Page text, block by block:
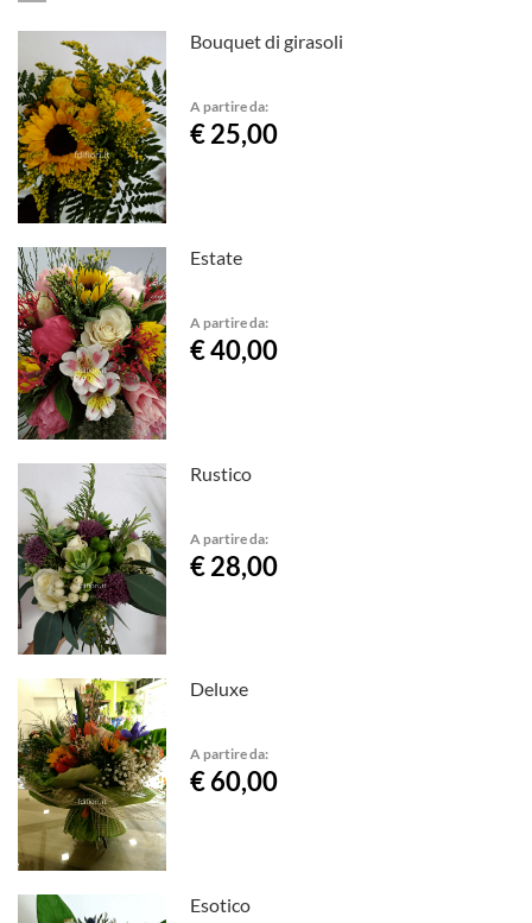
Bouquet di girasoli
A partire da:
€ 25,00
Estate
A partire da:
€ 40,00
Rustico
A partire da:
€ 28,00
Deluxe
A partire da:
€ 60,00
Esotico